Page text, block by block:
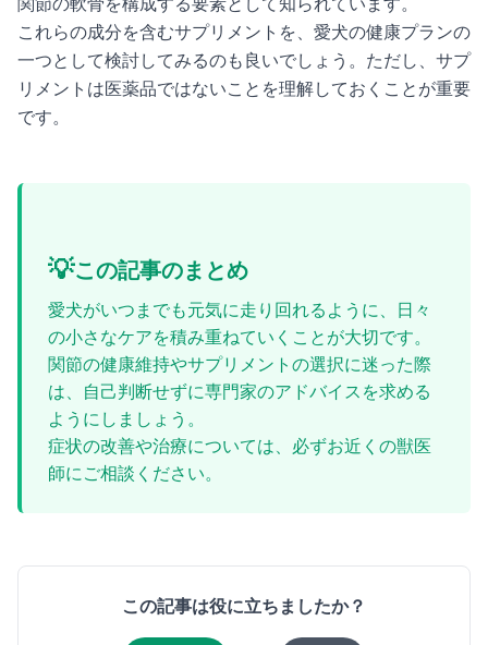
これらの成分を含むサプリメントを、愛犬の健康プランの
一つとして検討してみるのも良いでしょう。ただし、サプ
リメントは医薬品ではないことを理解しておくことが重要
です。
💡この記事のまとめ
愛犬がいつまでも元気に走り回れるように、日々
の小さなケアを積み重ねていくことが大切です。
関節の健康維持やサプリメントの選択に迷った際
は、自己判断せずに専門家のアドバイスを求める
ようにしましょう。
症状の改善や治療については、必ずお近くの獣医
師にご相談ください。
この記事は役に立ちましたか？